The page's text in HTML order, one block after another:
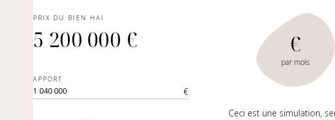
PRIX DU BIEN HAI
5 200 000 €
APPORT
€
€
par mois
Ceci est une simulation,